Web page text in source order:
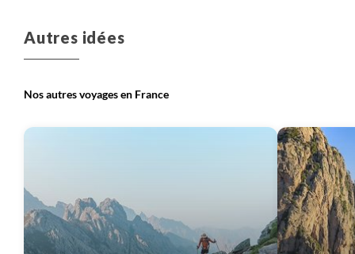
Voyage
Pyrénées
Autres idées
Nos autres voyages en France